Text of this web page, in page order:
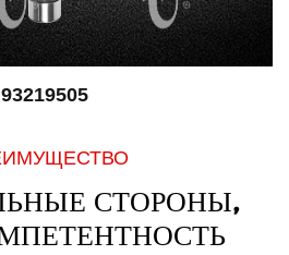
93219505
СТОРОНЫ,